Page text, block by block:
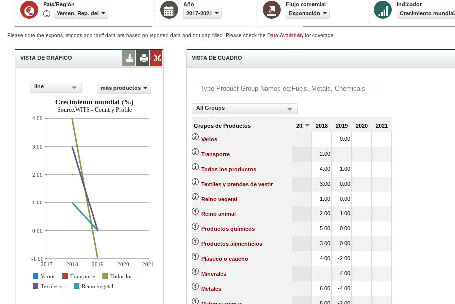
País/Región
Yemen, Rep. del
Año
2017-2021
Flujo comercial
Exportación
Indicador
Crecimiento
Please note the exports, imports and tariff data are based on reported data and not gap filled. Please check the Data Availability for coverage.
VISTA DE GRÁFICO
line
más productos
Crecimiento mundial (%)
Source:WITS - Country Profile
2017 2018 2019 2020
2021
Varios
Transporte
Todos los...
Textiles y...
Reino vegetal
4.00
3.00
2.00
1.00
0.00
-1.00
VISTA DE CUADRO
All Groups
Grupos de Productos 2017 2018 2019 2020 2021
Varios 0.00
Transporte 2.00
Todos los productos 4.00 -1.00
Textiles y prendas de vestir 3.00 0.00
Reino vegetal 1.00 0.00
Reino animal 2.00 1.00
Productos químicos 5.00 0.00
Productos alimenticios 3.00 0.00
Plástico o caucho 4.00 -2.00
Minerales 4.00
Metales 6.00 -4.00
8.00 -2.00